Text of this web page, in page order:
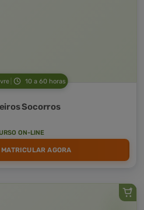
10 a 60 horas
Socorros
ON-LINE
MATRICULAR AGORA